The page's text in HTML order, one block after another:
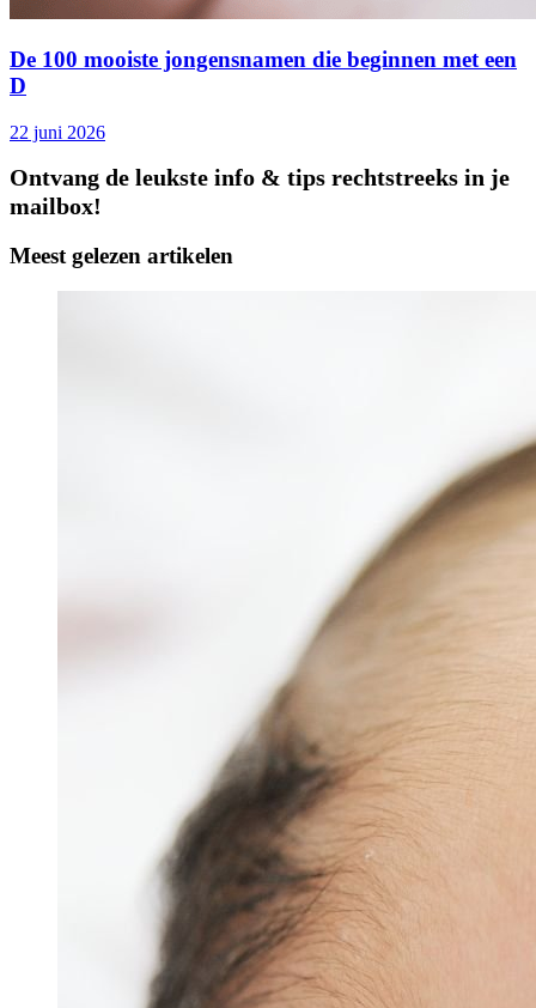
De 100 mooiste jongensnamen die beginnen met een
D
22 juni 2026
Ontvang de leukste info & tips rechtstreeks in je
mailbox!
Meest gelezen artikelen